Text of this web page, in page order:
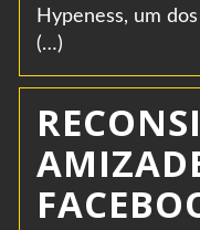
Hypeness, um
(…)